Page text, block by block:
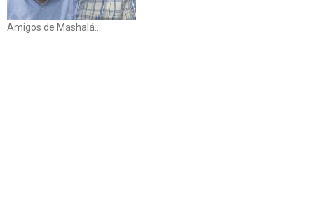
Amigos de Mashalá...